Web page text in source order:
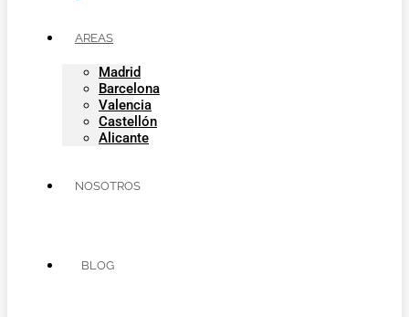
AREAS
Madrid
Barcelona
Valencia
Castellón
Alicante
NOSOTROS
BLOG